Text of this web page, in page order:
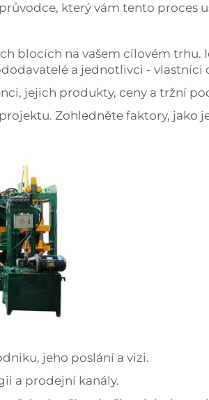
který vám tento proces
blocích na vašem cílovém trhu.
a jednotlivci - vlastníci
jejich produkty, ceny a tržní
Zohledněte faktory, jako
jeho poslání a vizi.
a prodejní kanály.